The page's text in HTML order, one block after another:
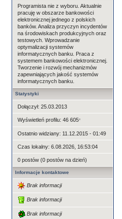
Programista nie z wyboru. Aktualnie
pracuję w obszarze bankowości
elektronicznej jednego z polskich
banków. Analiza przyczyn incydentów
na środowiskach produkcyjnych oraz
testowych. Wprowadzanie
optymalizacji systemów
informatycznych banku. Praca z
systemem bankowości elektronicznej.
Tworzenie i rozwój mechanizmów
zapewniających jakość systemów
informatycznych banku.
Statystyki
Dołączył: 25.03.2013
Wyświetleń profilu: 46 605*
Ostatnio widziany: 11.12.2015 - 01:49
Czas lokalny: 6.08.2026, 16:53:04
0 postów (0 postów na dzień)
Informacje kontaktowe
Brak informacji
Brak informacji
Brak informacji